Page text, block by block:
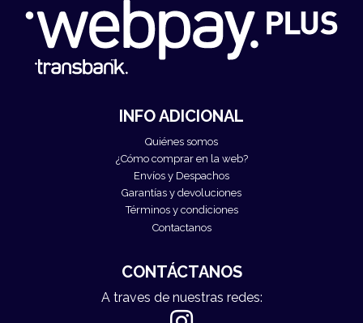
INFO ADICIONAL
Quiénes somos
¿Cómo comprar en la web?
Envíos y Despachos
Garantías y devoluciones
Términos y condiciones
Contactanos
CONTÁCTANOS
A traves de nuestras redes: